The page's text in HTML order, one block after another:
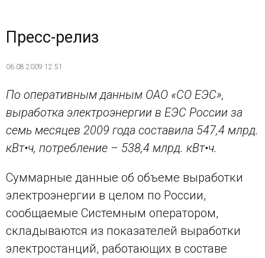
Пресс-релиз
06.08.2009 12:51
По оперативным данным ОАО «СО ЕЭС»,
выработка электроэнергии в ЕЭС России за
семь месяцев 2009 года составила 547,4 млрд.
кВт•ч, потребление – 538,4 млрд. кВт•ч.
Суммарные данные об объеме выработки
электроэнергии в целом по России,
сообщаемые Системным оператором,
складываются из показателей выработки
электростанций, работающих в составе